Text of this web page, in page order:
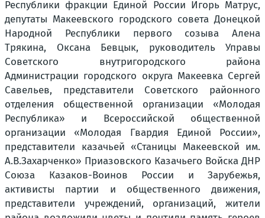
Республики фракции Единой России Игорь Матрус,
депутаты Макеевского городского совета Донецкой
Народной Республики первого созыва Алена
Трякина, Оксана Бевцык, руководитель Управы
Советского внутригородского района
Администрации городского округа Макеевка Сергей
Савельев, представители Советского районного
отделения общественной организации «Молодая
Республика» и Всероссийской общественной
организации «Молодая Гвардия Единой России»,
представители казачьей «Станицы Макеевской им.
А.В.Захарченко» Приазовского Казачьего Войска ДНР
Союза Казаков-Воинов России и Зарубежья,
активисты партии и общественного движения,
представители учреждений, организаций, жители